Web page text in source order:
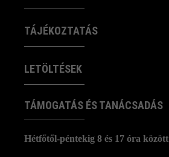
TÁJÉKOZTATÁS
LETÖLTÉSEK
TÁMOGATÁS ÉS TANÁCSADÁS
Hétfőtől-péntekig 8 és 17 óra között